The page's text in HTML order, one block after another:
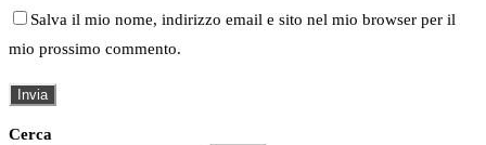
Salva il mio nome, indirizzo email e sito nel mio browser per il
mio prossimo commento.
Cerca